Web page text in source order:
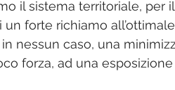
il sistema territoriale, per
un forte richiamo
nessun caso, una
forza, ad una